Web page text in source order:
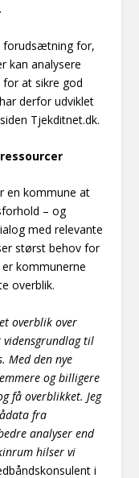
forudsætning for,
kan analysere
at sikre god
derfor udviklet
Tjekditnet.dk.
en kommune at
– og
med relevante
størst behov for
kommunerne
overblik.
overblik over
vidensgrundlag til
Med den nye
og billigere
få overblikket. Jeg
fra
analyser end
hilser vi
i